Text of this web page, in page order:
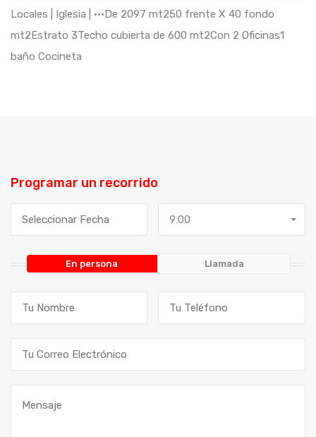
Locales | Iglesia | •••De 2097 mt250 frente X 40 fondo
mt2Estrato 3Techo cubierta de 600 mt2Con 2 Oficinas1
baño Cocineta
Programar un recorrido
9:00
En persona Llamada